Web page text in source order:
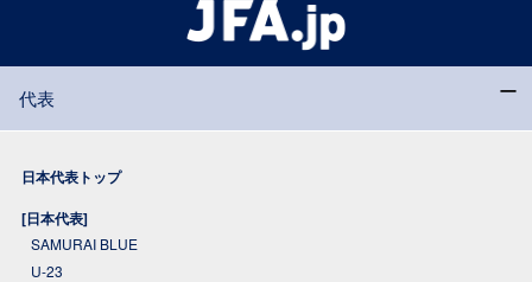
代表
日本代表トップ
[日本代表]
SAMURAI BLUE
U-23